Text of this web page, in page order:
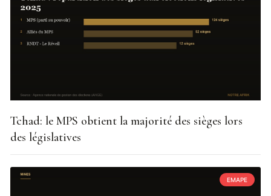
Tchad: le MPS obtient la majorité des sièges lors
des législatives
EMAPE